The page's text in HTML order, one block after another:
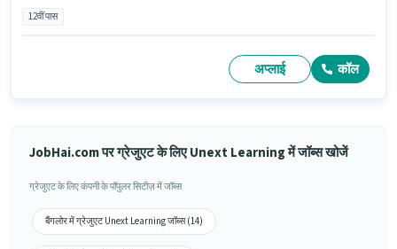
12वीं पास
अप्लाई कॉल
JobHai.com पर ग्रेजुएट के लिए Unext Learning में जॉब्स खोजें
ग्रेजुएट के लिए कंपनी के पॉपुलर सिटीज़ में जॉब्स
बैंगलोर में ग्रेजुएट Unext Learning जॉब्स (14)